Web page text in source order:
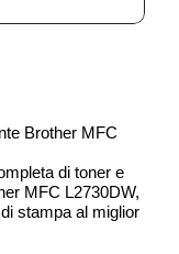
Brother MFC
di toner e
MFC L2730DW,
stampa al miglior